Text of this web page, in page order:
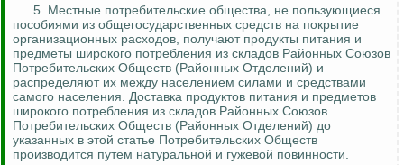
5. Местные потребительские общества, не пользующиеся
пособиями из общегосударственных средств на покрытие
организационных расходов, получают продукты питания и
предметы широкого потребления из складов Районных Союзов
Потребительских Обществ (Районных Отделений) и
распределяют их между населением силами и средствами
самого населения. Доставка продуктов питания и предметов
широкого потребления из складов Районных Союзов
Потребительских Обществ (Районных Отделений) до
указанных в этой статье Потребительских Обществ
производится путем натуральной и гужевой повинности.